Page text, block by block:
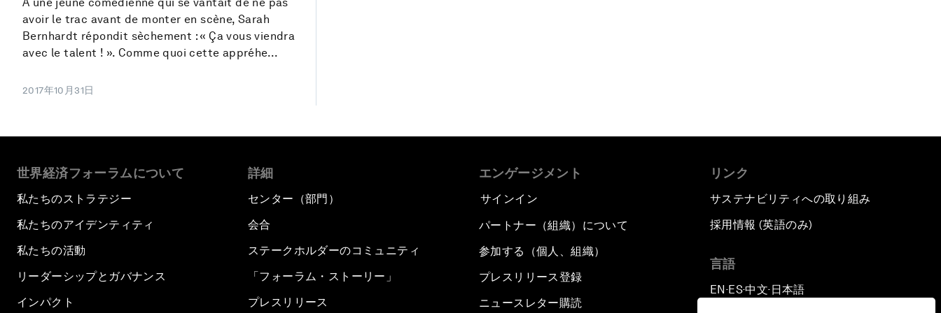
avoir le trac avant de monter en scène, Sarah
Bernhardt répondit sèchement : « Ça vous viendra
avec le talent ! ». Comme quoi cette appréhe...
2017年10月31日
世界経済フォーラムについて
私たちのストラテジー
私たちのアイデンティティ
私たちの活動
リーダーシップとガバナンス
インパクト
詳細
センター（部門）
会合
ステークホルダーのコミュニティ
「フォーラム・ストーリー」
プレスリリース
エンゲージメント
サインイン
パートナー（組織）について
参加する（個人、組織）
プレスリリース登録
ニュースレター購読
リンク
サステナビリティへの取り組み
採用情報 (英語のみ)
言語
EN ▪ES▪中文▪ 日本語